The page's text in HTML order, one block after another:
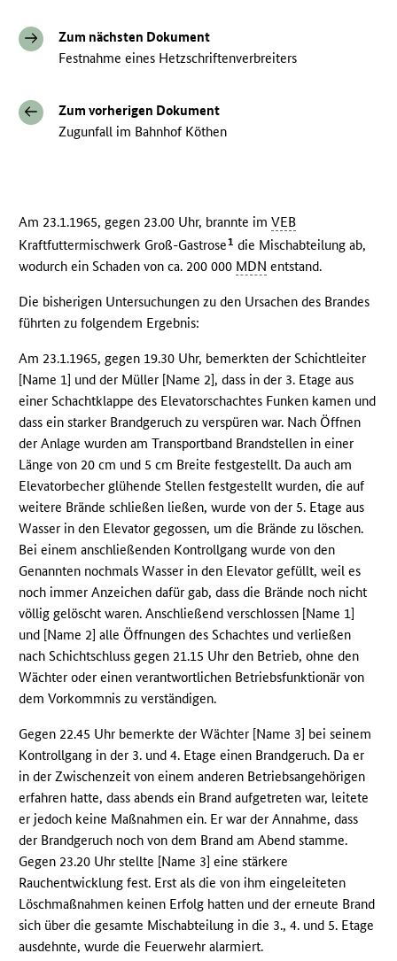
Zum nächsten Dokument
Festnahme eines Hetzschriftenverbreiters
Zum vorherigen Dokument
Zugunfall im Bahnhof Köthen
Am 23.1.1965, gegen 23.00 Uhr, brannte imVEB
Kraftfuttermischwerk Groß-Gastrose1 die Mischabteilung ab,
wodurch ein Schaden von ca. 200 000 MDN entstand.
Die bisherigen Untersuchungen zu den Ursachen des Brandes
führten zu folgendem Ergebnis:
Am 23.1.1965, gegen 19.30 Uhr, bemerkten der Schichtleiter
[Name 1] und der Müller [Name 2], dass in der 3. Etage aus
einer Schachtklappe des Elevatorschachtes Funken kamen und
dass ein starker Brandgeruch zu verspüren war. Nach Öffnen
der Anlage wurden am Transportband Brandstellen in einer
Länge von 20 cm und 5 cm Breite festgestellt. Da auch am
Elevatorbecher glühende Stellen festgestellt wurden, die auf
weitere Brände schließen ließen, wurde von der 5. Etage aus
Wasser in den Elevator gegossen, um die Brände zu löschen.
Bei einem anschließenden Kontrollgang wurde von den
Genannten nochmals Wasser in den Elevator gefüllt, weil es
noch immer Anzeichen dafür gab, dass die Brände noch nicht
völlig gelöscht waren. Anschließend verschlossen [Name 1]
und [Name 2] alle Öffnungen des Schachtes und verließen
nach Schichtschluss gegen 21.15 Uhr den Betrieb, ohne den
Wächter oder einen verantwortlichen Betriebsfunktionär von
dem Vorkommnis zu verständigen.
Gegen 22.45 Uhr bemerkte der Wächter [Name 3] bei seinem
Kontrollgang in der 3. und 4. Etage einen Brandgeruch. Da er
in der Zwischenzeit von einem anderen Betriebsangehörigen
erfahren hatte, dass abends ein Brand aufgetreten war, leitete
er jedoch keine Maßnahmen ein. Er war der Annahme, dass
der Brandgeruch noch von dem Brand am Abend stamme.
Gegen 23.20 Uhr stellte [Name 3] eine stärkere
Rauchentwicklung fest. Erst als die von ihm eingeleiteten
Löschmaßnahmen keinen Erfolg hatten und der erneute Brand
sich über die gesamte Mischabteilung in die 3., 4. und 5. Etage
ausdehnte, wurde die Feuerwehr alarmiert.